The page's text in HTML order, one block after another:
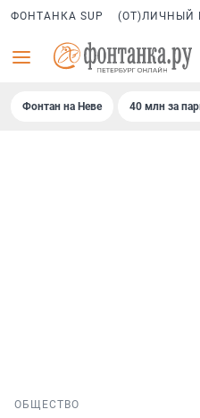
ФОНТАНКА SUP (ОТ)ЛИЧНЫЙ
Фонтан на Неве 40 млн за
ОБЩЕСТВО